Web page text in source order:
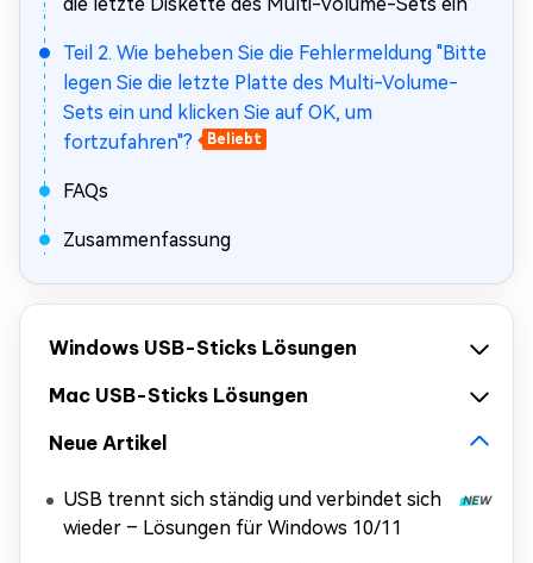
Teil 2. Wie beheben Sie die Fehlermeldung "Bitte
legen Sie die letzte Platte des Multi-Volume-
Sets ein und klicken Sie auf OK, um
fortzufahren"?
Beliebt
FAQs
Zusammenfassung
Windows USB-Sticks Lösungen
Mac USB-Sticks Lösungen
Neue Artikel
USB trennt sich ständig und verbindet sich
wieder – Lösungen für Windows 10/11